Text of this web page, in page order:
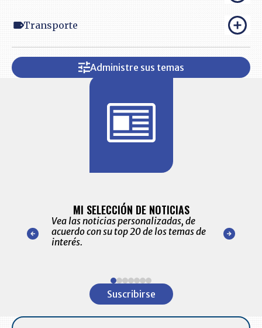
Transporte
Administre sus temas
nuestro
para
MI SELECCIÓN DE NOTICIAS
Vea las noticias personalizadas, de
acuerdo con su top 20 de los temas de
interés.
de las
Suscribirse